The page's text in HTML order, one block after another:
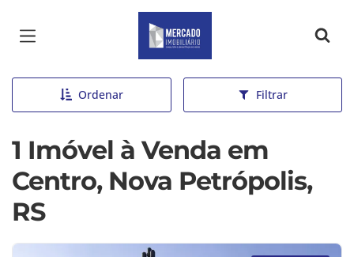
Página inicial
Ordenar Filtrar
1 Imóvel à Venda em
Centro, Nova Petrópolis,
RS